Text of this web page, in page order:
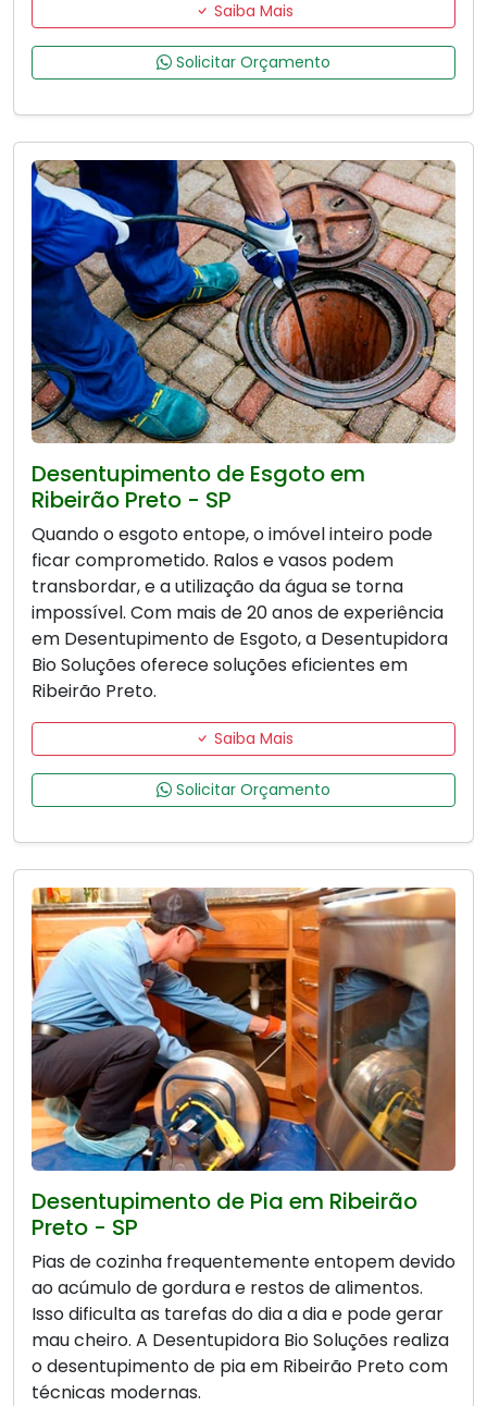
Saiba Mais
Solicitar Orçamento
Desentupimento de Esgoto em
Ribeirão Preto - SP
Quando o esgoto entope, o imóvel inteiro pode
ficar comprometido. Ralos e vasos podem
transbordar, e a utilização da água se torna
impossível. Com mais de 20 anos de experiência
em Desentupimento de Esgoto, a Desentupidora
Bio Soluções oferece soluções eficientes em
Ribeirão Preto.
Saiba Mais
Solicitar Orçamento
Desentupimento de Pia em Ribeirão
Preto - SP
Pias de cozinha frequentemente entopem devido
ao acúmulo de gordura e restos de alimentos.
Isso dificulta as tarefas do dia a dia e pode gerar
mau cheiro. A Desentupidora Bio Soluções realiza
o desentupimento de pia em Ribeirão Preto com
técnicas modernas.